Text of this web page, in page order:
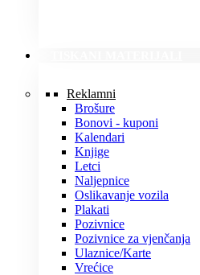
Reklamni
Brošure
Bonovi - kuponi
Kalendari
Knjige
Letci
Naljepnice
Oslikavanje vozila
Plakati
Pozivnice
Pozivnice za vjenčanja
Ulaznice/Karte
Vrećice